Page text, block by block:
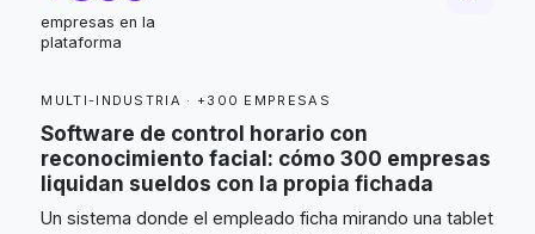
empresas en la
plataforma
MULTI-INDUSTRIA · +300 EMPRESAS
Software de control horario con
reconocimiento facial: cómo 300 empresas
liquidan sueldos con la propia fichada
Un sistema donde el empleado ficha mirando una tablet